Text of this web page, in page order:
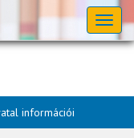
információi